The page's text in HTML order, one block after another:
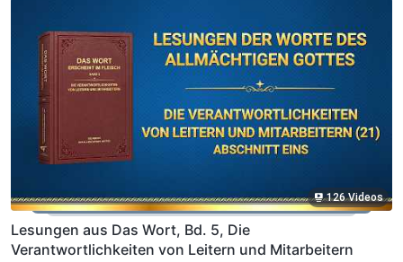
126 Videos
Lesungen aus Das Wort, Bd. 5, Die
Verantwortlichkeiten von Leitern und Mitarbeitern